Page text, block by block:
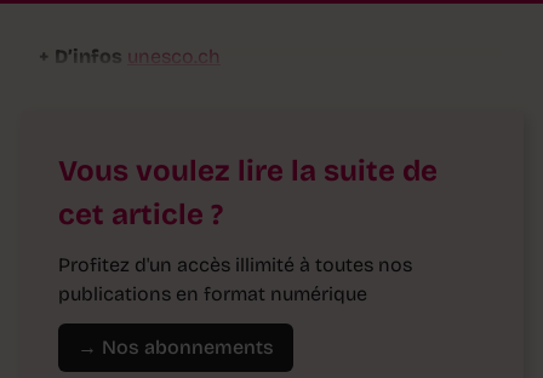
+ D’infos unesco.ch
Vous voulez lire la suite de
cet article ?
Profitez d'un accès illimité à toutes nos
publications en format numérique
→ Nos abonnements